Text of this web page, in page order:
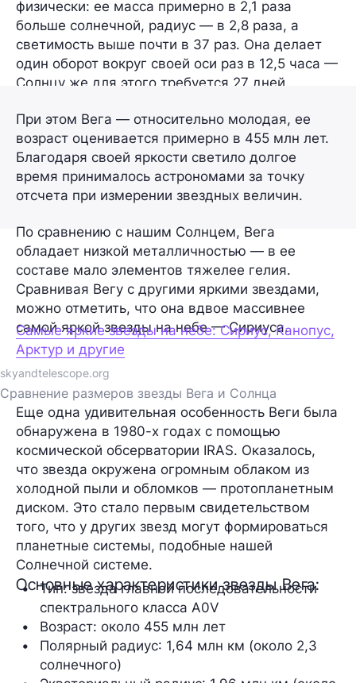
физически: ее масса примерно в 2,1 раза
больше солнечной, радиус — в 2,8 раза, а
светимость выше почти в 37 раз. Она делает
один оборот вокруг своей оси раз в 12,5 часа —
Солнцу же для этого требуется 27 дней.
При этом Вега — относительно молодая, ее
возраст оценивается примерно в 455 млн лет.
Благодаря своей яркости светило долгое
время принималось астрономами за точку
отсчета при измерении звездных величин.
По сравнению с нашим Солнцем, Вега
обладает низкой металличностью — в ее
составе мало элементов тяжелее гелия.
Сравнивая Вегу с другими яркими звездами,
можно отметить, что она вдвое массивнее
самой яркой звезды на небе — Сириуса.
Самые яркие звезды на небе: Сириус, Канопус,
Арктур и другие
skyandtelescope.org
Сравнение размеров звезды Вега и Солнца
Еще одна удивительная особенность Веги была
обнаружена в 1980-х годах с помощью
космической обсерватории IRAS. Оказалось,
что звезда окружена огромным облаком из
холодной пыли и обломков — протопланетным
диском. Это стало первым свидетельством
того, что у других звезд могут формироваться
планетные системы, подобные нашей
Солнечной системе.
Основные характеристики звезды Вега:
Тип: звезда главной последовательности
спектрального класса A0V
Возраст: около 455 млн лет
Полярный радиус: 1,64 млн км (около 2,3
солнечного)